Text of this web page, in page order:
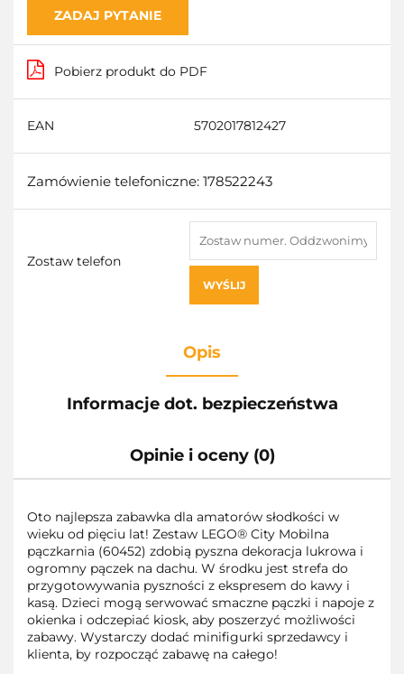
ZADAJ PYTANIE
Pobierz produkt do PDF
EAN 5702017812427
Zamówienie telefoniczne: 178522243
Zostaw telefon
WYŚLIJ
Opis
Informacje dot. bezpieczeństwa
Opinie i oceny (0)
Oto najlepsza zabawka dla amatorów słodkości w
wieku od pięciu lat! Zestaw LEGO® City Mobilna
pączkarnia (60452) zdobią pyszna dekoracja lukrowa i
ogromny pączek na dachu. W środku jest strefa do
przygotowywania pyszności z ekspresem do kawy i
kasą. Dzieci mogą serwować smaczne pączki i napoje z
okienka i odczepiać kiosk, aby poszerzyć możliwości
zabawy. Wystarczy dodać minifigurki sprzedawcy i
klienta, by rozpocząć zabawę na całego!